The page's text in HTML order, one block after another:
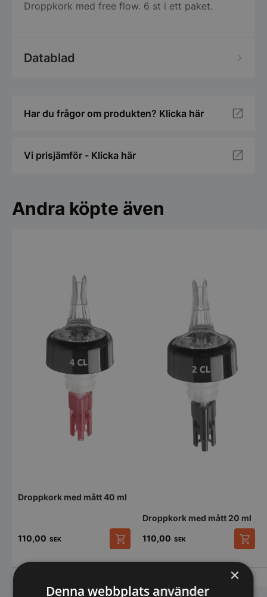
Droppkork med free flow. 6 st i ett paket.
Datablad
Har du frågor om produkten? Klicka här
Vi prisjämför - Klicka här
Andra köpte även
Droppkork med mått 40 ml
110,00 SEK
Droppkork med mått 20 ml
110,00 SEK
×
Denna webbplats använder